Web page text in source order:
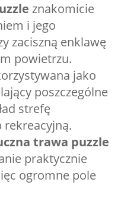
znakomicie
i jego
zaciszną enklawę
powietrzu.
jako
poszczególne
strefę
trawa puzzle
praktycznie
ogromne pole